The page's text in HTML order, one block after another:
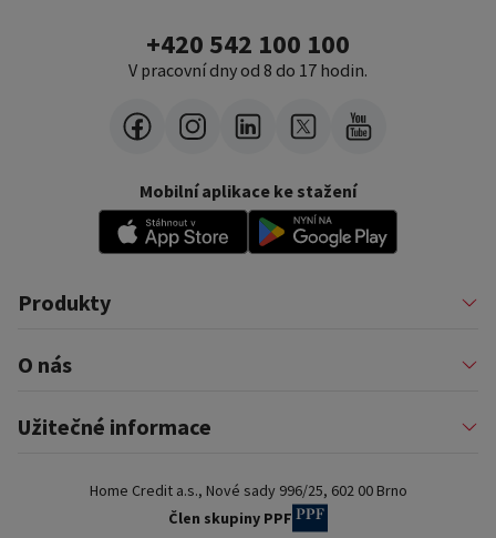
+420 542 100 100
V pracovní dny od 8 do 17 hodin.
Mobilní aplikace ke stažení
Produkty
Půjčky
Financování podnikatelů
Nákupy na splátky
Financování auta
O nás
Profil firmy
Pomáháme
Užitečné informace
Poradna a nejčastější dotazy
Dokumenty ke stažení
Home Credit a.s., Nové sady 996/25, 602 00 Brno
Člen skupiny PPF